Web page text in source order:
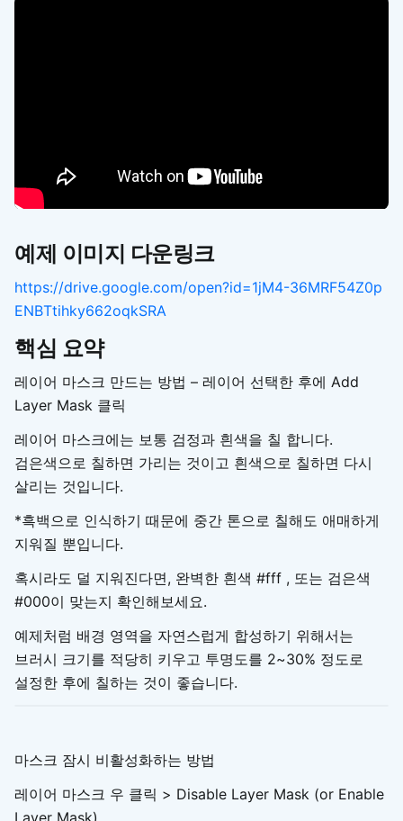
예제 이미지 다운링크
https://drive.google.com/open?id=1jM4-36MRF54Z0p
ENBTtihky662oqkSRA
핵심 요약
레이어 마스크 만드는 방법 – 레이어 선택한 후에 Add
Layer Mask 클릭
레이어 마스크에는 보통 검정과 흰색을 칠 합니다.
검은색으로 칠하면 가리는 것이고 흰색으로 칠하면 다시
살리는 것입니다.
*흑백으로 인식하기 때문에 중간 톤으로 칠해도 애매하게
지워질 뿐입니다.
혹시라도 덜 지워진다면, 완벽한 흰색 #fff , 또는 검은색
#000이 맞는지 확인해보세요.
예제처럼 배경 영역을 자연스럽게 합성하기 위해서는
브러시 크기를 적당히 키우고 투명도를 2~30% 정도로
설정한 후에 칠하는 것이 좋습니다.
마스크 잠시 비활성화하는 방법
레이어 마스크 우 클릭 > Disable Layer Mask (or Enable
Layer Mask)